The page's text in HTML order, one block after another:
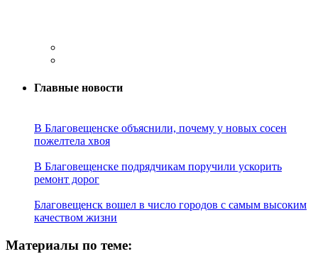
Главные новости
В Благовещенске объяснили, почему у новых сосен
пожелтела хвоя
В Благовещенске подрядчикам поручили ускорить
ремонт дорог
Благовещенск вошел в число городов с самым высоким
качеством жизни
Материалы по теме: